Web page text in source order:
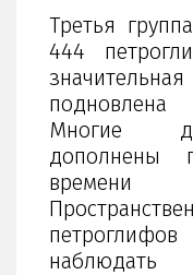
Третья
444
Многие
дополнены
времени